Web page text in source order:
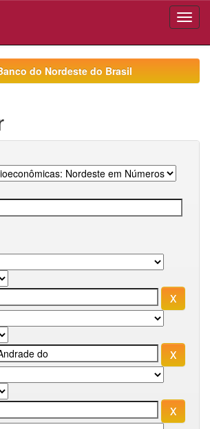
do Nordeste do Brasil